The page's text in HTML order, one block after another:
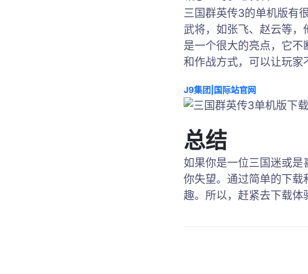
三国群英传3的单机版有
武将，如张飞、赵云等
是一个很大的亮点，它
和作战方式，可以让玩家
J9集团|国际站官网
总结
如果你是一位三国迷或是
你失望。通过简单的下载
趣。所以，赶紧去下载体